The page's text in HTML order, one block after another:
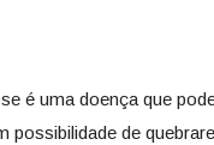
é uma doença que
possibilidade de